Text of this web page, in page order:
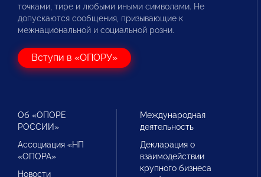
точками, тире и любыми иными символами. Не
допускаются сообщения, призывающие к
межнациональной и социальной розни.
Вступи в «ОПОРУ»
Об «ОПОРЕ
РОССИИ»
Ассоциация «НП
«ОПОРА»
Новости
Международная
деятельность
Декларация о
взаимодействии
крупного бизнеса